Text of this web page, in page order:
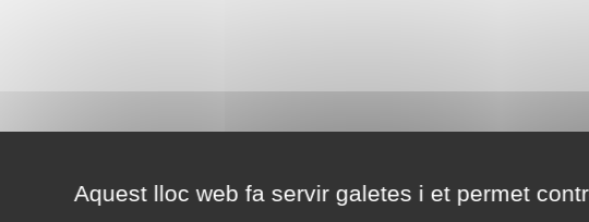
Aquest lloc web fa servir galetes i et permet